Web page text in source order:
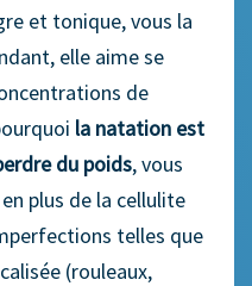
et tonique, vous la
elle aime se
de
la natation est
du poids, vous
plus de la cellulite
telles que
(rouleaux,